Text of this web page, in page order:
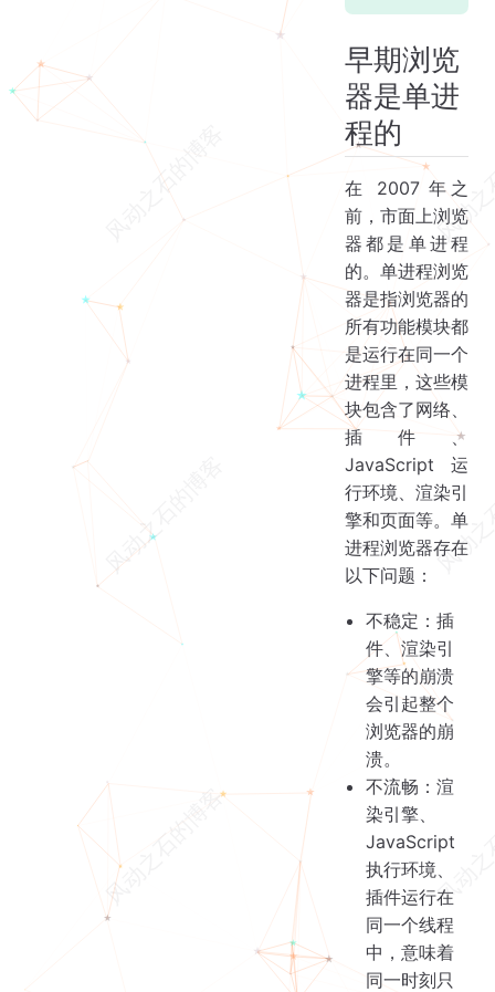
早期浏览
器是单进
程的
在 2007 年之
前，市面上浏览
器都是单进程
的。单进程浏览
器是指浏览器的
所有功能模块都
是运行在同一个
进程里，这些模
块包含了网络、
插件、
JavaScript 运
行环境、渲染引
擎和页面等。单
进程浏览器存在
以下问题：
不稳定：插
件、渲染引
擎等的崩溃
会引起整个
浏览器的崩
溃。
不流畅：渲
染引擎、
JavaScript
执行环境、
插件运行在
同一个线程
中，意味着
同一时刻只